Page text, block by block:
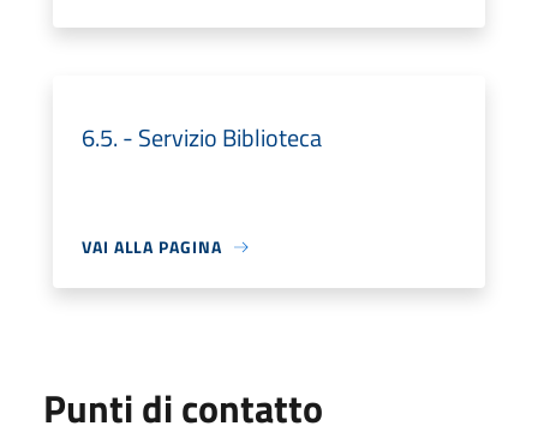
6.5. - Servizio Biblioteca
VAI ALLA PAGINA
Punti di contatto